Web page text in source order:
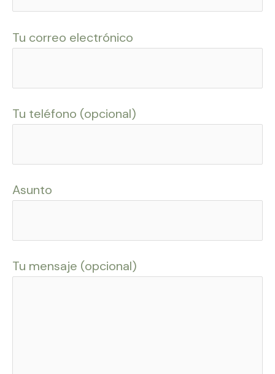
Tu correo electrónico
Tu teléfono (opcional)
Asunto
Tu mensaje (opcional)